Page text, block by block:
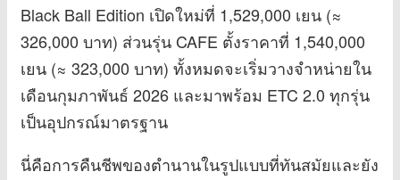
Black Ball Edition เปิดใหม่ที่ 1,529,000 เยน (≈
326,000 บาท) ส่วนรุ่น CAFE ตั้งราคาที่ 1,540,000
เยน (≈ 323,000 บาท) ทั้งหมดจะเริ่มวางจำหน่ายใน
เดือนกุมภาพันธ์ 2026 และมาพร้อม ETC 2.0 ทุกรุ่น
เป็นอุปกรณ์มาตรฐาน
นี่คือการคืนชีพของตำนานในรูปแบบที่ทันสมัยและยัง